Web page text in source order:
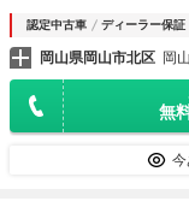
認定中古車 ディーラー保証
岡山県岡山市北区 岡
無
今